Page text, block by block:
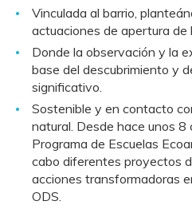
Vinculada al barrio,
actuaciones de apertura de
Donde la observación y la
base del descubrimiento y
significativo.
Sostenible y en contacto
natural. Desde hace unos
Programa de Escuelas
cabo diferentes proyectos
acciones transformadoras
ODS.